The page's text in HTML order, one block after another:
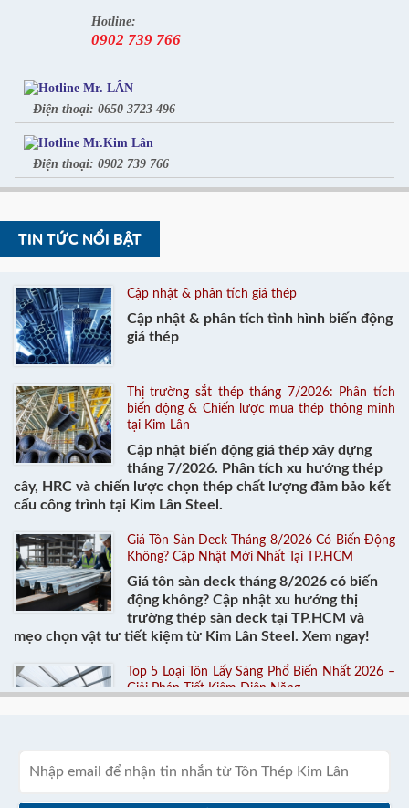
Hotline:
0902 739 766
Mr. LÂN
Điện thoại: 0650 3723 496
Mr.Kim Lân
Điện thoại: 0902 739 766
TIN TỨC NỔI BẬT
Cập nhật & phân tích giá thép
Cập nhật & phân tích tình hình biến động
giá thép
Thị trường sắt thép tháng 7/2026: Phân tích
biến động & Chiến lược mua thép thông minh
tại Kim Lân
Cập nhật biến động giá thép xây dựng
tháng 7/2026. Phân tích xu hướng thép
cây, HRC và chiến lược chọn thép chất lượng đảm bảo kết
cấu công trình tại Kim Lân Steel.
Giá Tôn Sàn Deck Tháng 8/2026 Có Biến Động
Không? Cập Nhật Mới Nhất Tại TP.HCM
Giá tôn sàn deck tháng 8/2026 có biến
động không? Cập nhật xu hướng thị
trường thép sàn deck tại TP.HCM và
mẹo chọn vật tư tiết kiệm từ Kim Lân Steel. Xem ngay!
Top 5 Loại Tôn Lấy Sáng Phổ Biến Nhất 2026 –
Giải Pháp Tiết Kiệm Điện Năng
tối ưu chi phí cho nhà xưởng. Xem ngay tại Kim Lân Steel!
Cách vệ sinh mái tôn định kỳ để tăng tuổi thọ